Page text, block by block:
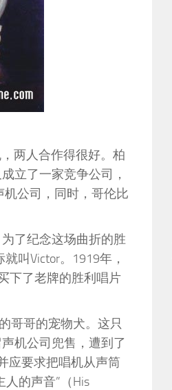
两人合作得很好。柏
立了一家竞争公司，
公司，同时，哥伦比
了纪念这场曲折的胜
叫Victor。1919年，
下了老牌的胜利唱片
哥哥的宠物犬。这只
机公司兜售，遭到了
应要求把唱机从声筒
的声音”（His